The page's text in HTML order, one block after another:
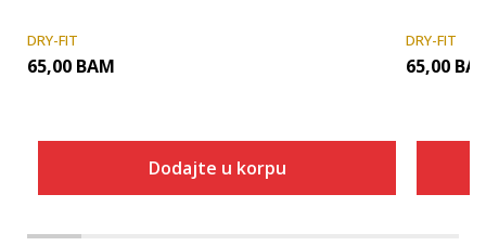
DRY-FIT
65,00 BAM
Dodajte u korpu
DRY-FIT
65,00